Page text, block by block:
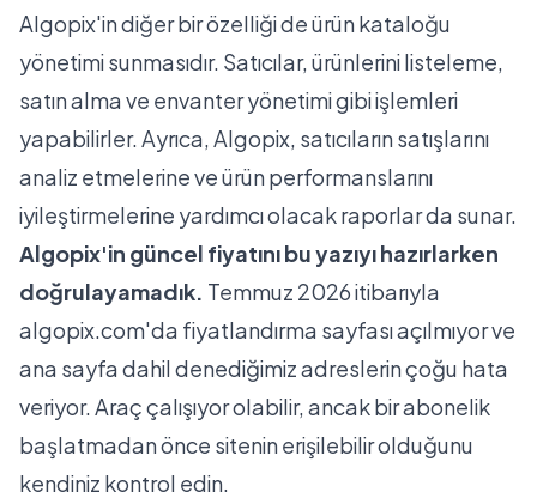
Algopix'in diğer bir özelliği de ürün kataloğu
yönetimi sunmasıdır. Satıcılar, ürünlerini listeleme,
satın alma ve envanter yönetimi gibi işlemleri
yapabilirler. Ayrıca, Algopix, satıcıların satışlarını
analiz etmelerine ve ürün performanslarını
iyileştirmelerine yardımcı olacak raporlar da sunar.
Algopix'in güncel fiyatını bu yazıyı hazırlarken
doğrulayamadık. Temmuz 2026 itibarıyla
algopix.com'da fiyatlandırma sayfası açılmıyor ve
ana sayfa dahil denediğimiz adreslerin çoğu hata
veriyor. Araç çalışıyor olabilir, ancak bir abonelik
başlatmadan önce sitenin erişilebilir olduğunu
kendiniz kontrol edin.